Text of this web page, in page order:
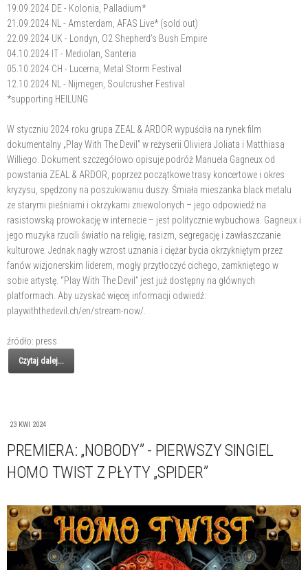
19.09.2024 DE - Kolonia, Palladium*
21.09.2024 NL - Amsterdam, AFAS Live* (sold out)
22.09.2024 UK - Londyn, O2 Shepherd’s Bush Empire
04.10.2024 IT - Mediolan, Santeria
05.10.2024 CH - Lucerna, Metal Storm Festival
12.10.2024 NL - Nijmegen, Soulcrusher Festival
*supporting HEILUNG
W styczniu 2024 roku grupa ZEAL & ARDOR wypuściła na rynek film
dokumentalny „Play With The Devil” w reżyserii Oliviera Joliata i Matthiasa
Williego. Dokument szczegółowo opisuje podróż Manuela Gagneux od
powstania ZEAL & ARDOR, poprzez początkowe trasy koncertowe i okres
kryzysu, spędzony na poszukiwaniu duszy. Śmiała mieszanka black metalu
ze starymi pieśniami i okrzykami zniewolonych – jego odpowiedź na
rasistowską prowokację w internecie – jest politycznie wybuchowa. Gagneux i
jego muzyka rzucili światło na religię, rasizm, segregację i zawłaszczanie
kulturowe. Jednak nagły wzrost uznania i ciężar bycia okrzykniętym przez
fanów wizjonerskim liderem, mogły przytłoczyć cichego, zamkniętego w
sobie artystę. “Play With The Devil” jest już dostępny na głównych
platformach. Aby uzyskać więcej informacji odwiedź:
playwiththedevil.ch/en/stream-now/.
źródło: press
Czytaj dalej...
23 KWI 2024
PREMIERA: „NOBODY” - PIERWSZY SINGIEL
HOMO TWIST Z PŁYTY „SPIDER”